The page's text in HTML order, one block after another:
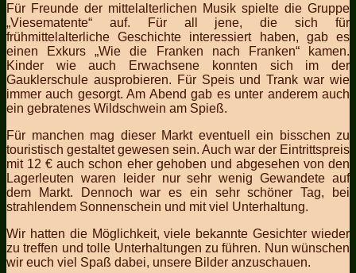
Für Freunde der mittelalterlichen Musik spielte die Gruppe
„Viesematente“ auf. Für all jene, die sich für
frühmittelalterliche Geschichte interessiert haben, gab es
einen Exkurs „Wie die Franken nach Franken“ kamen.
Kinder wie auch Erwachsene konnten sich im der
Gauklerschule ausprobieren. Für Speis und Trank war wie
immer auch gesorgt. Am Abend gab es unter anderem auch
ein gebratenes Wildschwein am Spieß.
Für manchen mag dieser Markt eventuell ein bisschen zu
touristisch gestaltet gewesen sein. Auch war der Eintrittspreis
mit 12 € auch schon eher gehoben und abgesehen von den
Lagerleuten waren leider nur sehr wenig Gewandete auf
dem Markt. Dennoch war es ein sehr schöner Tag, bei
strahlendem Sonnenschein und mit viel Unterhaltung.
Wir hatten die Möglichkeit, viele bekannte Gesichter wieder
zu treffen und tolle Unterhaltungen zu führen. Nun wünschen
wir euch viel Spaß dabei, unsere Bilder anzuschauen.